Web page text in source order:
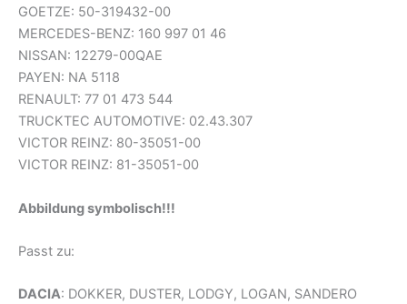
GOETZE: 50-319432-00
MERCEDES-BENZ: 160 997 01 46
NISSAN: 12279-00QAE
PAYEN: NA 5118
RENAULT: 77 01 473 544
TRUCKTEC AUTOMOTIVE: 02.43.307
VICTOR REINZ: 80-35051-00
VICTOR REINZ: 81-35051-00
Abbildung symbolisch!!!
Passt zu:
DACIA: DOKKER, DUSTER, LODGY, LOGAN, SANDERO